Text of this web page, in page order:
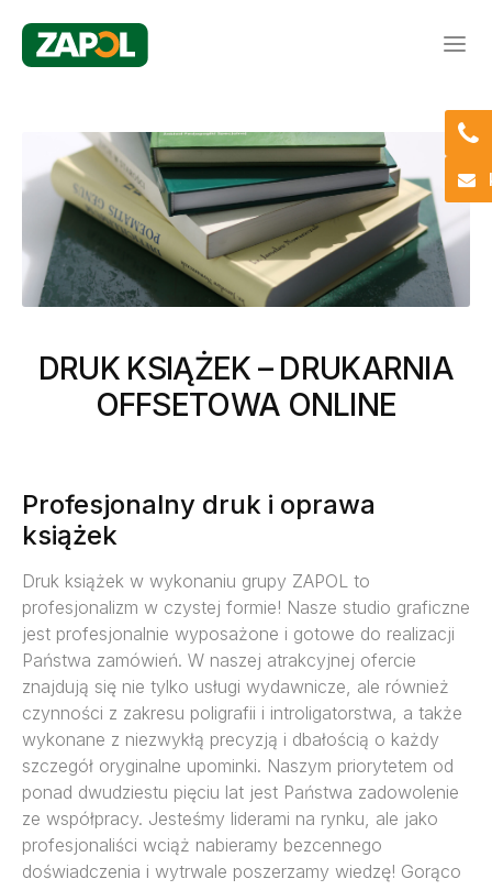
DRUK KSIĄŻEK – DRUKARNIA
OFFSETOWA ONLINE
Profesjonalny druk i oprawa
książek
Druk książek w wykonaniu grupy ZAPOL to
profesjonalizm w czystej formie! Nasze studio graficzne
jest profesjonalnie wyposażone i gotowe do realizacji
Państwa zamówień. W naszej atrakcyjnej ofercie
znajdują się nie tylko usługi wydawnicze, ale również
czynności z zakresu poligrafii i introligatorstwa, a także
wykonane z niezwykłą precyzją i dbałością o każdy
szczegół oryginalne upominki. Naszym priorytetem od
ponad dwudziestu pięciu lat jest Państwa zadowolenie
ze współpracy. Jesteśmy liderami na rynku, ale jako
profesjonaliści wciąż nabieramy bezcennego
doświadczenia i wytrwale poszerzamy wiedzę! Gorąco